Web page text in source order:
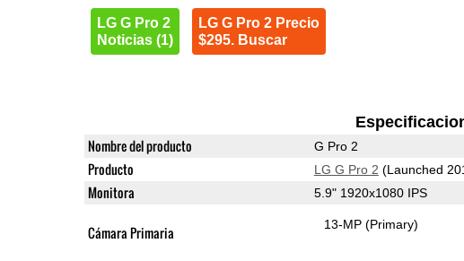
LG G Pro 2
Noticias (1)
LG G Pro 2 Precio
$295. Buscar
Nombre del producto G Pro 2
Producto LG G Pro 2 (Launched
Monitora 5.9" 1920x1080 IPS
Cámara Primaria 13-MP(Primary)